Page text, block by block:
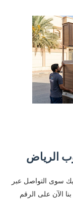
الرياض
سوى التواصل عبر
الآن على الرقم